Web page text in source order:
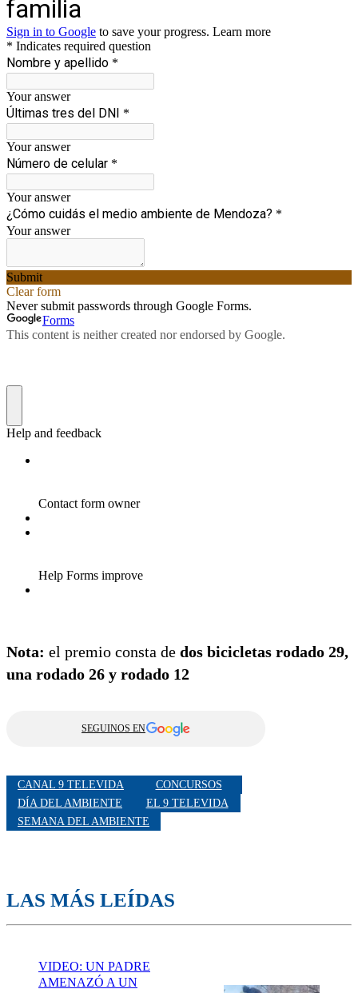
Nota: el premio consta de dos bicicletas rodado 29,
una rodado 26 y rodado 12
SEGUINOS EN
CANAL 9 TELEVIDA
CONCURSOS
DÍA DEL AMBIENTE
EL 9 TELEVIDA
SEMANA DEL AMBIENTE
LAS MÁS LEÍDAS
VIDEO: UN PADRE
AMENAZÓ A UN